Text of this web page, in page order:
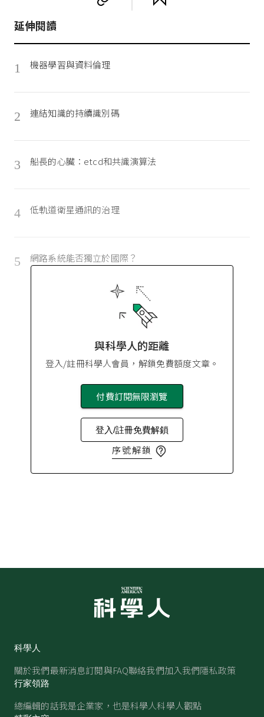
延伸閱讀
1 機器學習與資料倫理
2 連結知識的持續識別碼
3 船長的心臟：etcd和共識演算法
4 低軌道衛星通訊的治理
5 網路系統能否獨立於國際？
與科學人的距離
登入/註冊科學人會員，解鎖免費額度文章。
付費訂閱無限瀏覽
登入/註冊免費解鎖
序號解鎖
科學人
關於我們最新消息訂閱與FAQ聯絡我們加入我們隱私政策
行家領路
總編輯的話我是企業家，也是科學人科學人觀點